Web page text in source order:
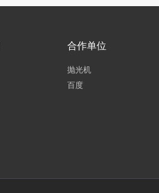
合作单位
抛光机
百度